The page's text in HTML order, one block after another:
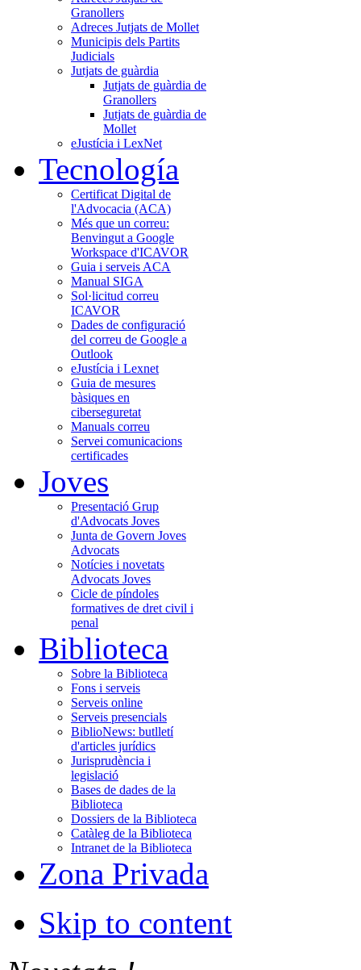
Granollers
Adreces Jutjats de Mollet
Municipis dels Partits
Judicials
Jutjats de guàrdia
Jutjats de guàrdia de
Granollers
Jutjats de guàrdia de
Mollet
eJustícia i LexNet
Tecnología
Certificat Digital de
l'Advocacia (ACA)
Més que un correu:
Benvingut a Google
Workspace d'ICAVOR
Guia i serveis ACA
Manual SIGA
Sol·licitud correu
ICAVOR
Dades de configuració
del correu de Google a
Outlook
eJustícia i Lexnet
Guia de mesures
bàsiques en
ciberseguretat
Manuals correu
Servei comunicacions
certificades
Joves
Presentació Grup
d'Advocats Joves
Junta de Govern Joves
Advocats
Notícies i novetats
Advocats Joves
Cicle de píndoles
formatives de dret civil i
penal
Biblioteca
Sobre la Biblioteca
Fons i serveis
Serveis online
Serveis presencials
BiblioNews: butlletí
d'articles jurídics
Jurisprudència i
legislació
Bases de dades de la
Biblioteca
Dossiers de la Biblioteca
Catàleg de la Biblioteca
Intranet de la Biblioteca
Zona Privada
Skip to content